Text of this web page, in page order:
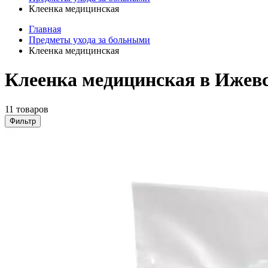
Клеенка медицинская
Главная
Предметы ухода за больными
Клеенка медицинская
Клеенка медицинская в
11 товаров
Фильтр